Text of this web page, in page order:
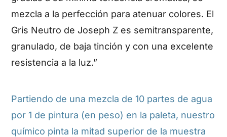
mezcla a la perfección para atenuar colores. El
Gris Neutro de Joseph Z es semitransparente,
granulado, de baja tinción y con una excelente
resistencia a la luz.”
Partiendo de una mezcla de 10 partes de agua
por 1 de pintura (en peso) en la paleta, nuestro
químico pinta la mitad superior de la muestra